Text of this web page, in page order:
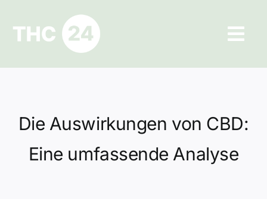
springen
Ratgeber
Datenschutz
Die Auswirkungen von CBD:
Eine umfassende Analyse